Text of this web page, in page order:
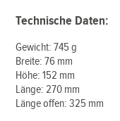
Technische Daten:
Gewicht: 745 g
Breite: 76 mm
Höhe: 152 mm
Länge: 270 mm
Länge offen: 325 mm